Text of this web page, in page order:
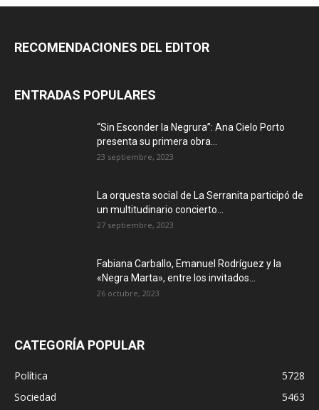
RECOMENDACIONES DEL EDITOR
ENTRADAS POPULARES
“Sin Esconder la Negrura”: Ana Cielo Porto
presenta su primera obra...
23 septiembre, 2023
La orquesta social de La Serranita participó de
un multitudinario concierto...
27 septiembre, 2023
Fabiana Carballo, Emanuel Rodríguez y la
«Negra Marta», entre los invitados...
26 octubre, 2023
CATEGORÍA POPULAR
Política
5728
Sociedad
5463